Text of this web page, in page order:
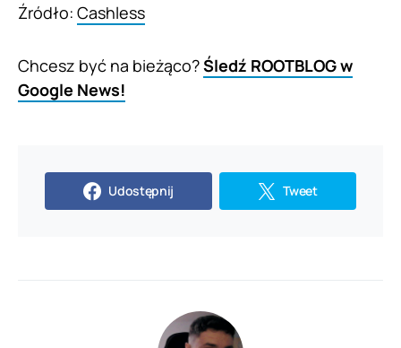
Źródło: Cashless
Chcesz być na bieżąco?Śledź ROOTBLOG w
Google News!
Udostępnij Tweet